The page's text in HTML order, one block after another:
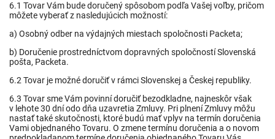
6.1 Tovar Vám bude doručený spôsobom podľa Vašej voľby, pričom
môžete vyberať z nasledujúcich možností:
a) Osobný odber na výdajných miestach spoločnosti Packeta;
b) Doručenie prostredníctvom dopravných spoločností Slovenská
pošta, Packeta.
6.2 Tovar je možné doručiť v rámci Slovenskej a Českej republiky.
6.3 Tovar sme Vám povinní doručiť bezodkladne, najneskôr však
v lehote 30 dní odo dňa uzavretia Zmluvy. Pri plnení Zmluvy môžu
nastať také skutočnosti, ktoré budú mať vplyv na termín doručenia
Vami objednaného Tovaru. O zmene termínu doručenia a o novom